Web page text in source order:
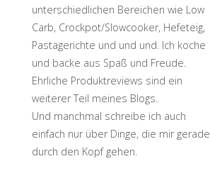
unterschiedlichen Bereichen wie Low
Carb, Crockpot/Slowcooker, Hefeteig,
Pastagerichte und und und. Ich koche
und backe aus Spaß und Freude.
Ehrliche Produktreviews sind ein
weiterer Teil meines Blogs.
Und manchmal schreibe ich auch
einfach nur über Dinge, die mir gerade
durch den Kopf gehen.